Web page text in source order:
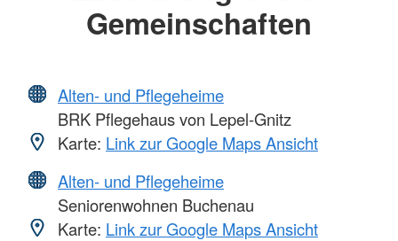
Gemeinschaften
Alten- und Pflegeheime
BRK Pflegehaus von Lepel-Gnitz
Karte: Link zur Google Maps Ansicht
Alten- und Pflegeheime
Seniorenwohnen Buchenau
Karte: Link zur Google Maps Ansicht